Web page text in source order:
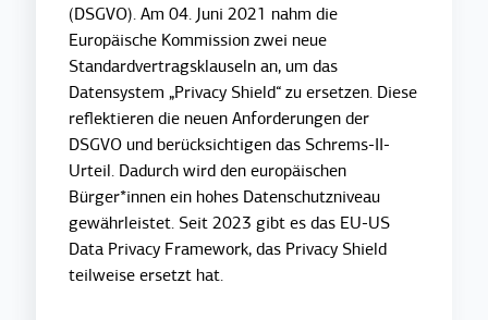
(DSGVO). Am 04. Juni 2021 nahm die
Europäische Kommission zwei neue
Standardvertragsklauseln an, um das
Datensystem „Privacy Shield“ zu ersetzen. Diese
reflektieren die neuen Anforderungen der
DSGVO und berücksichtigen das Schrems-II-
Urteil. Dadurch wird den europäischen
Bürger*innen ein hohes Datenschutzniveau
gewährleistet. Seit 2023 gibt es das EU-US
Data Privacy Framework, das Privacy Shield
teilweise ersetzt hat.